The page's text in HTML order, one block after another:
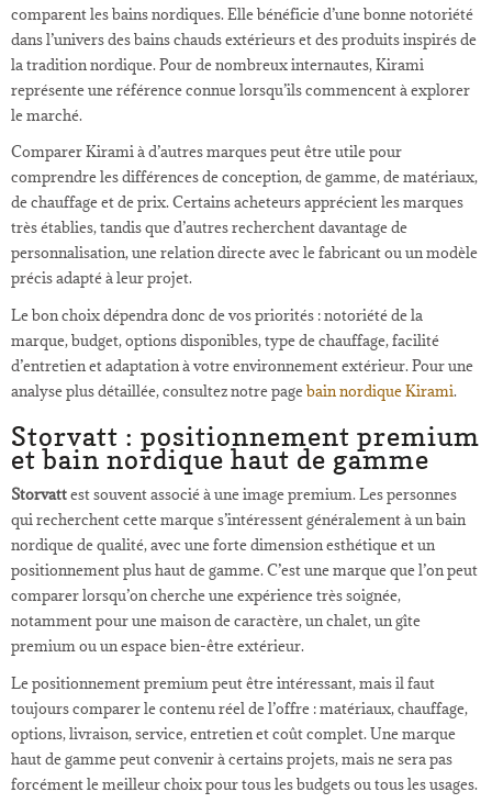
comparent les bains nordiques. Elle bénéficie d’une bonne notoriété
dans l’univers des bains chauds extérieurs et des produits inspirés de
la tradition nordique. Pour de nombreux internautes, Kirami
représente une référence connue lorsqu’ils commencent à explorer
le marché.
Comparer Kirami à d’autres marques peut être utile pour
comprendre les différences de conception, de gamme, de matériaux,
de chauffage et de prix. Certains acheteurs apprécient les marques
très établies, tandis que d’autres recherchent davantage de
personnalisation, une relation directe avec le fabricant ou un modèle
précis adapté à leur projet.
Le bon choix dépendra donc de vos priorités : notoriété de la
marque, budget, options disponibles, type de chauffage, facilité
d’entretien et adaptation à votre environnement extérieur. Pour une
analyse plus détaillée, consultez notre pagebain nordique Kirami.
Storvatt : positionnement premium
et bain nordique haut de gamme
Storvattest souvent associé à une image premium. Les personnes
qui recherchent cette marque s’intéressent généralement à un bain
nordique de qualité, avec une forte dimension esthétique et un
positionnement plus haut de gamme. C’est une marque que l’on peut
comparer lorsqu’on cherche une expérience très soignée,
notamment pour une maison de caractère, un chalet, un gîte
premium ou un espace bien-être extérieur.
Le positionnement premium peut être intéressant, mais il faut
toujours comparer le contenu réel de l’offre : matériaux, chauffage,
options, livraison, service, entretien et coût complet. Une marque
haut de gamme peut convenir à certains projets, mais ne sera pas
forcément le meilleur choix pour tous les budgets ou tous les usages.